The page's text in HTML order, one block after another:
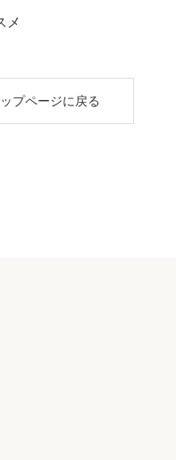
メ
ップページに戻る